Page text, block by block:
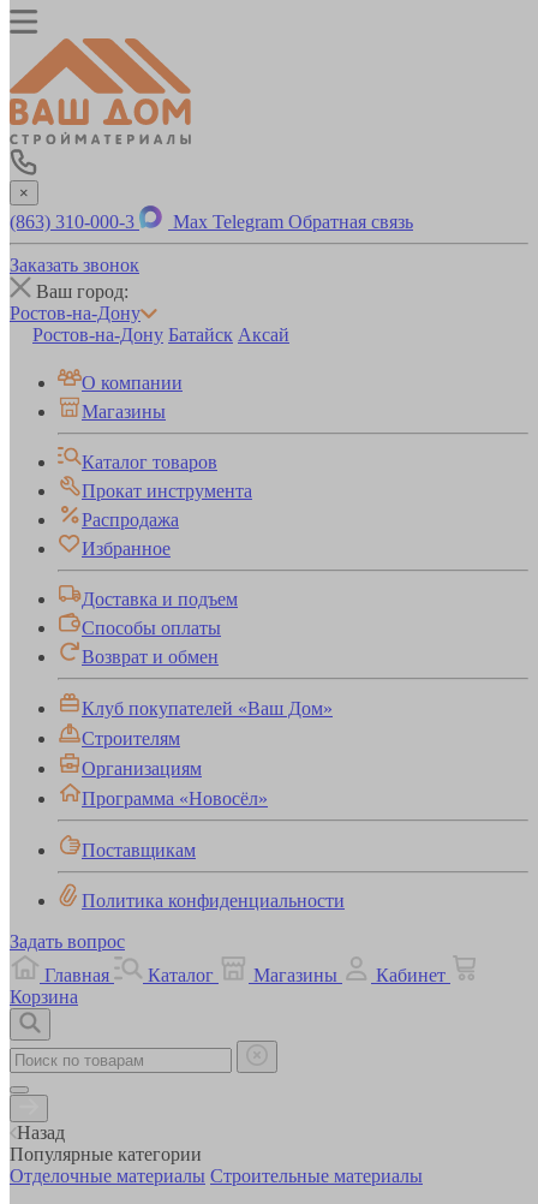
×
(863) 310-000-3 Max Telegram Обратная связь
Заказать звонок
Ваш город:
Ростов-на-Дону
Ростов-на-Дону Батайск Аксай
О компании
Магазины
Каталог товаров
Прокат инструмента
Распродажа
Избранное
Доставка и подъем
Способы оплаты
Возврат и обмен
Клуб покупателей «Ваш Дом»
Строителям
Организациям
Программа «Новосёл»
Поставщикам
Политика конфиденциальности
Задать вопрос
Главная
Каталог Магазины
Кабинет
Корзина
Назад
Популярные категории
Отделочные материалы Строительные материалы